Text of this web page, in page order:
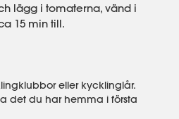
lägg i tomaterna, vänd i
15 min till.
eller kycklinglår.
det du har hemma i första